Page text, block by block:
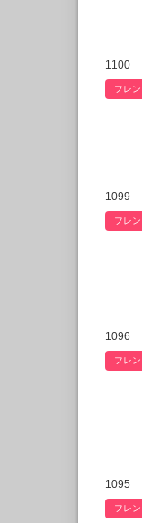
1100
フレン
1099
フレン
1096
フレン
1095
フレン